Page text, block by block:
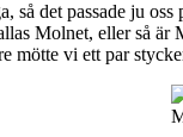
det passade ju
Molnet, eller så
mötte vi ett par